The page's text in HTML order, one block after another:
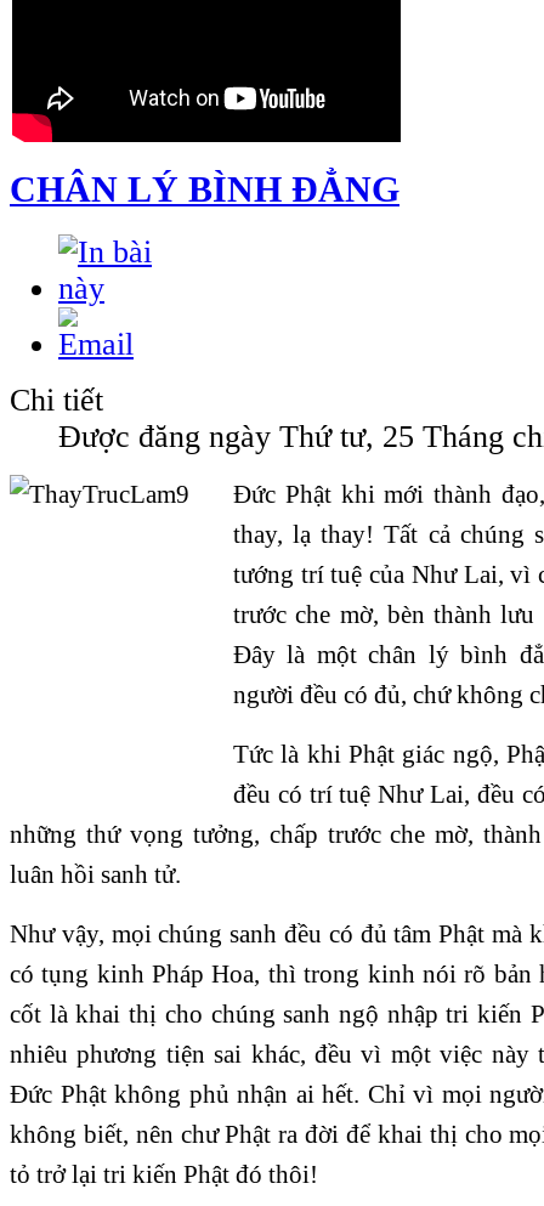
CHÂN LÝ BÌNH ĐẲNG
Chi tiết
Được đăng ngày Thứ tư, 25 Tháng
Đức Phật khi mới thành
thay, lạ thay! Tất cả chúng
tướng trí tuệ của Như Lai, vì
trước che mờ, bèn thành
Đây là một chân lý bình
người đều có đủ, chứ không
Tức là khi Phật giác ngộ,
đều có trí tuệ Như Lai, đều
những thứ vọng tưởng, chấp trước che mờ,
luân hồi sanh tử.
Như vậy, mọi chúng sanh đều có đủ tâm Phật mà
có tụng kinh Pháp Hoa, thì trong kinh nói rõ bản
cốt là khai thị cho chúng sanh ngộ nhập tri kiến
nhiêu phương tiện sai khác, đều vì một việc
Đức Phật không phủ nhận ai hết. Chỉ vì mọi
không biết, nên chư Phật ra đời để khai thị cho
tỏ trở lại tri kiến Phật đó thôi!